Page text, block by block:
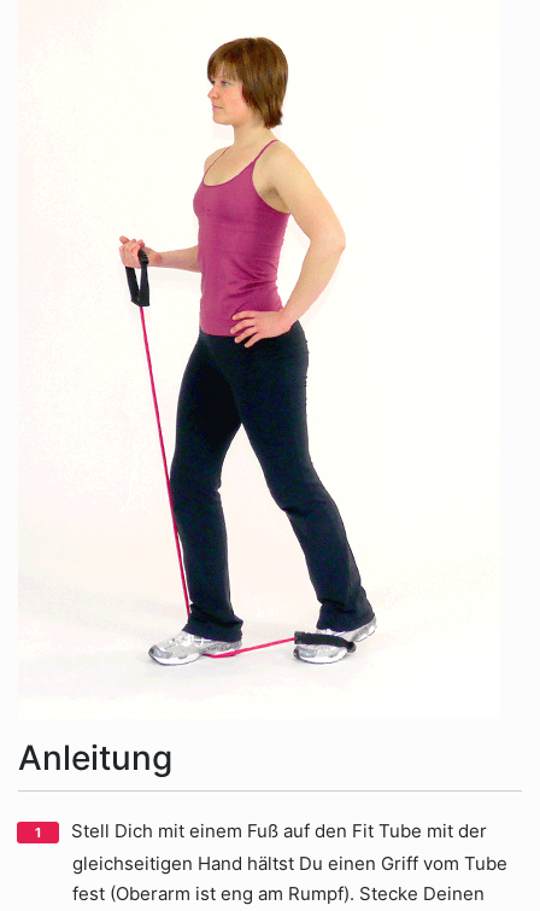
Anleitung
Stell Dich mit einem Fuß auf den Fit Tube mit der
gleichseitigen Hand hältst Du einen Griff vom Tube
fest (Oberarm ist eng am Rumpf). Stecke Deinen